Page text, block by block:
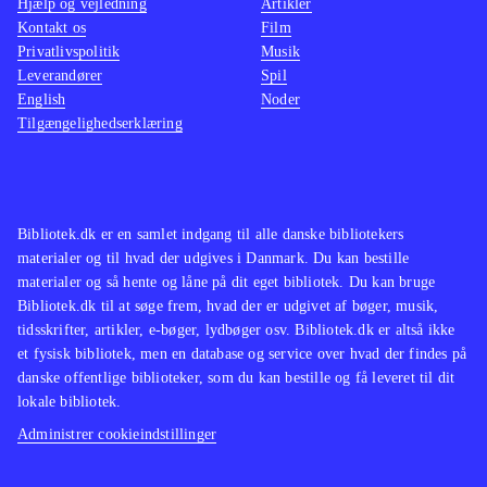
birds trilogy som indeholder alle de
originale baner plus "Rio" og
"Seasons"
Angry birds er stadig et fantastisk
underholdende koncept og med Star
Bibliotek.dk er en samlet indgang til alle danske bibliotekers
materialer og til hvad der udgives i Danmark. Du kan bestille
materialer og så hente og låne på dit eget bibliotek. Du kan bruge
Bibliotek.dk til at søge frem, hvad der er udgivet af bøger, musik,
tidsskrifter, artikler, e-bøger, lydbøger osv. Bibliotek.dk er altså ikke
et fysisk bibliotek, men en database og service over hvad der findes på
danske offentlige biblioteker, som du kan bestille og få leveret til dit
lokale bibliotek.
Administrer cookieindstillinger
Hjælp og vejledning
Kontakt os
Privatlivspolitik
Leverandører
English
Tilgængelighedserklæring
Artikler
Film
Musik
Spil
Noder